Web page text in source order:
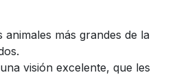
más grandes de la
visión excelente, que les